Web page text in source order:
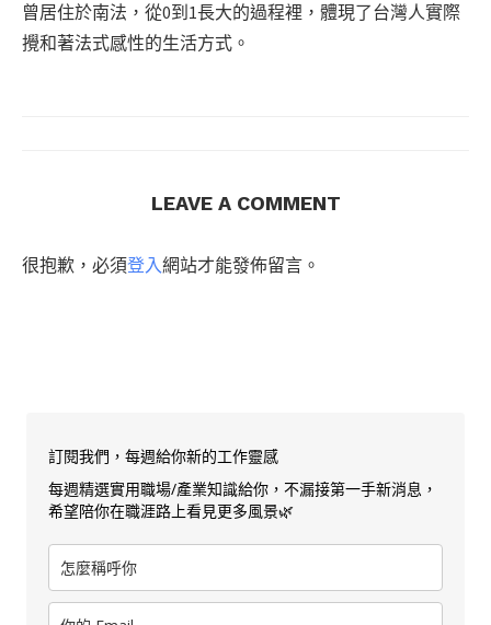
曾居住於南法，從0到1長大的過程裡，體現了台灣人實際
攪和著法式感性的生活方式。
LEAVE A COMMENT
很抱歉，必須登入網站才能發佈留言。
訂閱我們，每週給你新的工作靈感
每週精選實用職場/產業知識給你，不漏接第一手新消息，
希望陪你在職涯路上看見更多風景🌿